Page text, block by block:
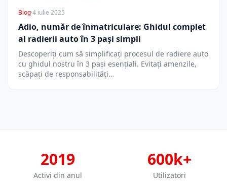
Blog·4 iulie 2025
Adio, număr de înmatriculare: Ghidul complet
al radierii auto în 3 pași simpli
Descoperiți cum să simplificați procesul de radiere auto
cu ghidul nostru în 3 pași esențiali. Evitați amenzile,
scăpați de responsabilități…
2019
Activi din anul
600k+
Utilizatori